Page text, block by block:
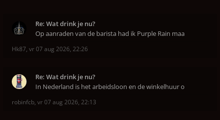
Re: Wat drink je nu?
Op aanraden van de barista had ik Purple Rain maa
Hk87, vr 07 aug 2026, 22:26
Re: Wat drink je nu?
In Nederland is het arbeidsloon en de winkelhuur o
robinfcb, vr 07 aug 2026, 22:13